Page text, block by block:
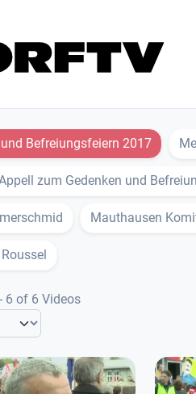
und Befreiungsfeiern 2017
zum Gedenken und
Mauthausen
6 of 6 Videos